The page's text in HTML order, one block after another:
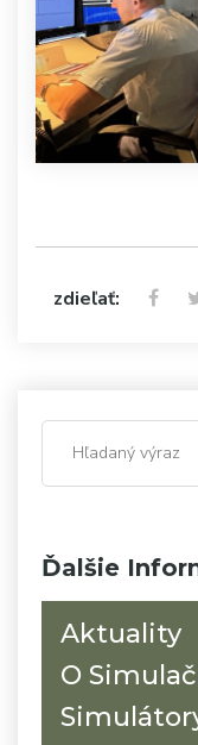
Ďalšie
Aktuality
O
zdieľať: